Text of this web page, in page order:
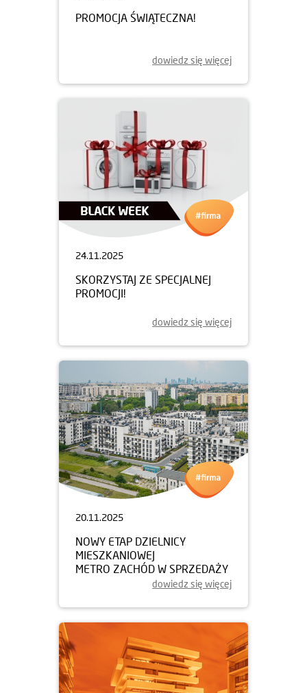
PROMOCJA ŚWIĄTECZNA!
dowiedz się więcej
24.11.2025
SKORZYSTAJ ZE SPECJALNEJ
PROMOCJI!
dowiedz się więcej
20.11.2025
NOWY ETAP DZIELNICY
MIESZKANIOWEJ
METRO ZACHÓD W SPRZEDAŻY
dowiedz się więcej